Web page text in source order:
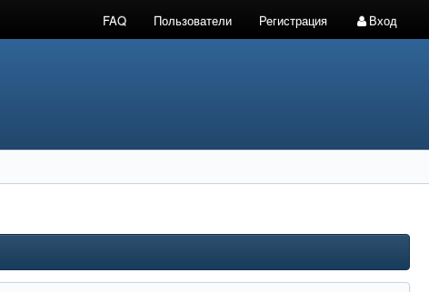
FAQ Пользователи Регистрация Вход